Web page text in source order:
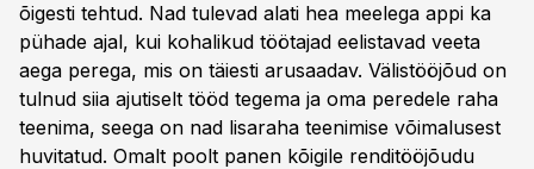
õigesti tehtud. Nad tulevad alati hea meelega appi ka
pühade ajal, kui kohalikud töötajad eelistavad veeta
aega perega, mis on täiesti arusaadav. Välistööjõud on
tulnud siia ajutiselt tööd tegema ja oma peredele raha
teenima, seega on nad lisaraha teenimise võimalusest
huvitatud. Omalt poolt panen kõigile renditööjõudu